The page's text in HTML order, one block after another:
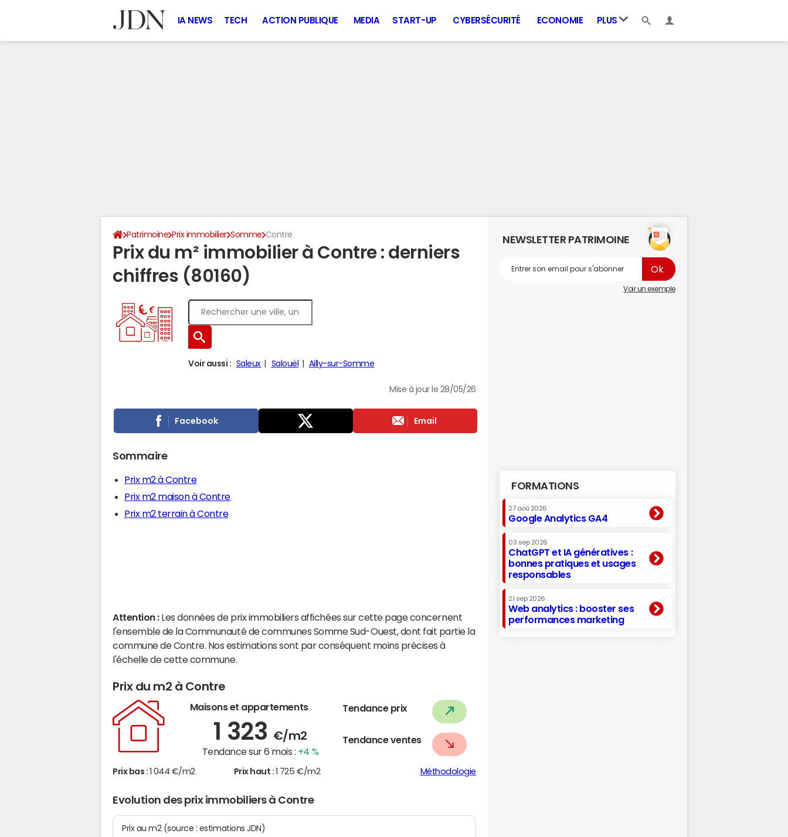
IA NEWS TECH ACTION PUBLIQUE MEDIA START-UP CYBERSÉCURITÉ ECONOMIE PLUS
Patrimoine Prix immobilier Somme Contre
Prix du m² immobilier à Contre : derniers
chiffres (80160)
Voir aussi : Saleux Salouël Ailly-sur-Somme
Mise à jour le 28/05/26
Facebook Email
Sommaire
Prix m2 à Contre
Prix m2 maison à Contre
Prix m2 terrain à Contre
Attention : Les données de prix immobiliers affichées sur cette page concernent
l'ensemble de la Communauté de communes Somme Sud-Ouest, dont fait partie la
commune de Contre. Nos estimations sont par conséquent moins précises à
l'échelle de cette commune.
Prix du m2 à Contre
Maisons et appartements
1 323 €/m2
Tendance sur 6 mois : +4 %
Tendance prix
Tendance ventes
Prix bas : 1 044 €/m2 Prix haut : 1 725 €/m2 Méthodologie
Evolution des prix immobiliers à Contre
Prix au m2 (source : estimations JDN)
NEWSLETTER PATRIMOINE
Voir un exemple
FORMATIONS
27 aoû 2026
Google Analytics GA4
03 sep 2026
ChatGPT et IA génératives :
bonnes pratiques et usages
responsables
21 sep 2026
Web analytics : booster ses
performances marketing